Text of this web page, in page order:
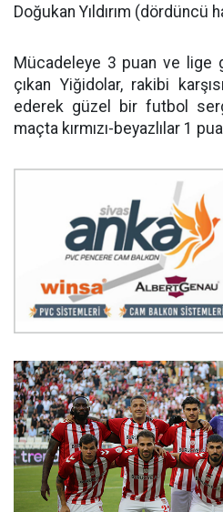
Doğukan Yıldırım (dördüncü
Mücadeleye 3 puan ve lige
çıkan Yiğidolar, rakibi
ederek güzel bir futbol
maçta kırmızı-beyazlılar 1